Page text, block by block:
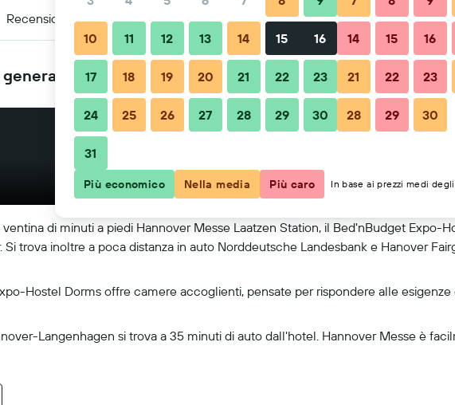
Recensioni Posizione Quando prenotare Consigli e domande frequenti
ventina di minuti a piedi Hannover Messe Laatzen Station, il Bed'nBudget Expo-
Si trova inoltre a poca distanza in auto Norddeutsche Landesbank e Hanover
Hostel Dorms offre camere accoglienti, pensate per rispondere alle esigenze
Langenhagen si trova a 35 minuti di auto dall'hotel. Hannover Messe è
Mostra mappa
10 11 12 13 14 15 16
17 18 19 20 21 22 23
24 25 26 27 28 29 30
31
14 15 16
21 22 23
28 29 30
Più economico Nella media Più caro In base ai prezzi medi